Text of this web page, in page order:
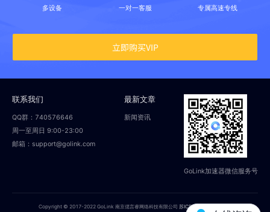
多设备 一对一客服 专属高速专线
立即购买VIP
联系我们
QQ群：740576646
周一至周日 9:00-23:00
邮箱：support@golink.com
最新文章
新闻资讯
GoLink加速器微信服务号
Copyright © 2017-2022 GoLink 南京偲言睿网络科技有限公司苏ICP备18014251号-2